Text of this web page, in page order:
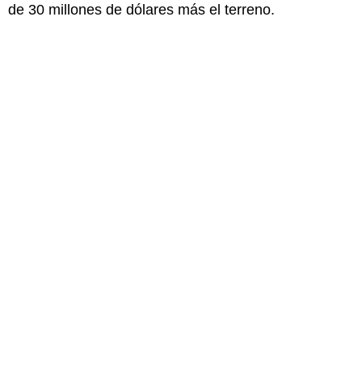
de 30 millones de dólares más el terreno.